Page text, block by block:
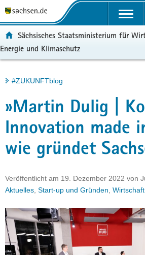
t
a
l
r
r
e
e
n
e
a
v
u
p
t
a
t
e
r
v
Portalübergreifende
Sächsisches Staatsministerium für
Energie und Klimaschutz
Hauptinhalt
#ZUKUNFTblog
»Martin Dulig |
Innovation made
wie gründet
Veröffentlicht am 19. Dezember 2022 von
Aktuelles Start-up und Gründen Wirtschaft